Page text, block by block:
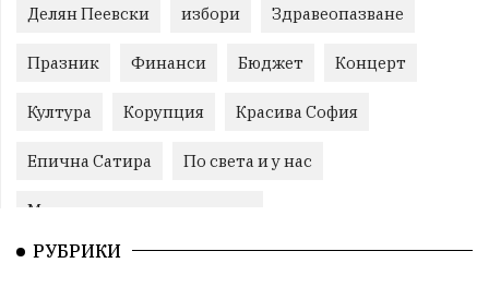
Делян Пеевски избори Здравеопазване
Празник Финанси Бюджет Концерт
Култура Корупция Красива София
Епична Сатира По света и у нас
Международни отношения
конституционен съд
РУБРИКИ